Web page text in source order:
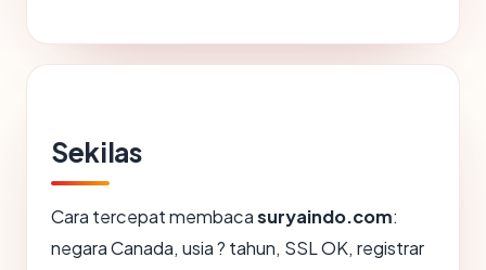
Sekilas
Cara tercepat membacasuryaindo.com:
negara Canada, usia ? tahun, SSL OK, registrar